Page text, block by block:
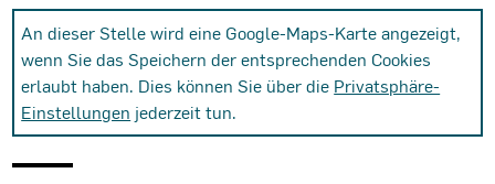
An dieser Stelle wird eine Google-Maps-Karte angezeigt,
wenn Sie das Speichern der entsprechenden Cookies
erlaubt haben. Dies können Sie über die Privatsphäre-
Einstellungen jederzeit tun.